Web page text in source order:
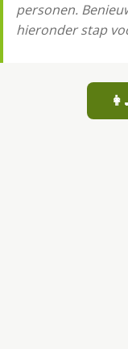
personen.
hieronder stap